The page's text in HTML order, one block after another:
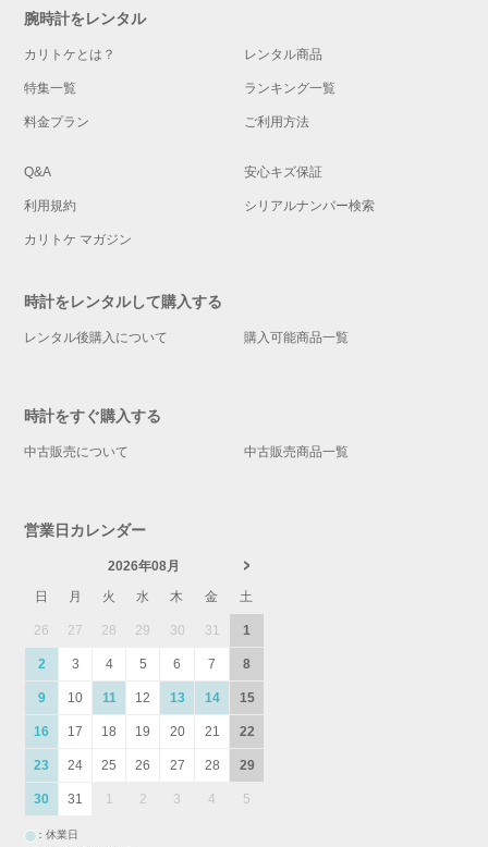
腕時計をレンタル
カリトケとは？ レンタル商品
特集一覧 ランキング一覧
料金プラン ご利用方法
Q&A 安心キズ保証
利用規約 シリアルナンバー検索
カリトケ マガジン
時計をレンタルして購入する
レンタル後購入について 購入可能商品一覧
時計をすぐ購入する
中古販売について 中古販売商品一覧
営業日カレンダー
2026年08月
日
月 火 水 木 金 土
26 27 28 29 30 31 1
2 3 4 5 6 7 8
9 10 11 12 13 14 15
16 17 18 19 20 21 22
23 24 25 26 27 28 29
30 31 1 2 3 4 5
：休業日